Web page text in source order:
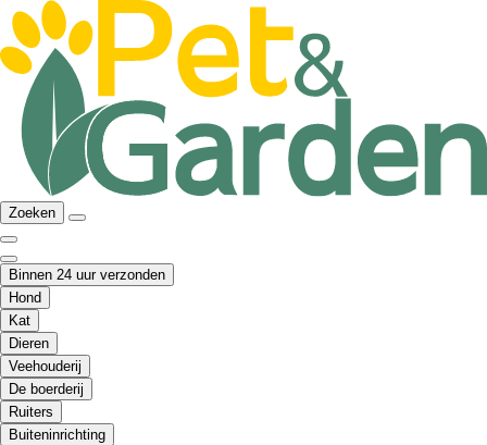
Zoeken
Binnen 24 uur verzonden
Hond
Kat
Dieren
Veehouderij
De boerderij
Ruiters
Buiteninrichting